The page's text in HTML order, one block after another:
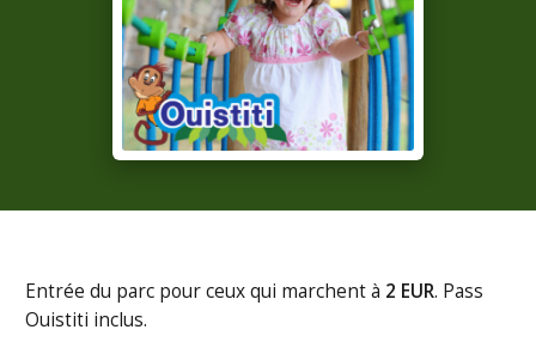
Entrée du parc pour ceux qui marchent à 2 EUR. Pass
Ouistiti inclus.